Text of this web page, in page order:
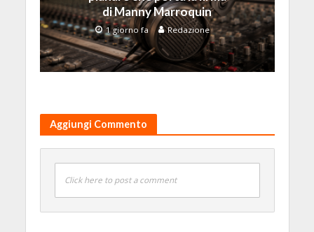
di Manny Marroquin
1 giorno fa Redazione
Aggiungi Commento
Click here to post a comment